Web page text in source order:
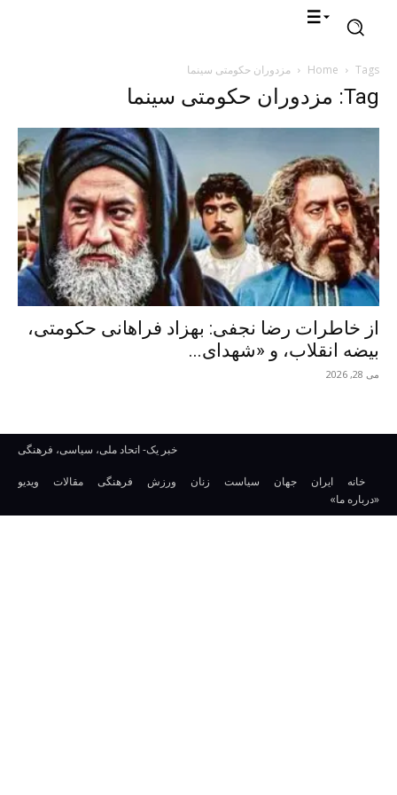
Home Tags مزدوران حکومتی سینما
Tag: مزدوران حکومتی سینما
از خاطرات رضا نجفی: بهزاد فراهانی حکومتی،
بیضه انقلاب، و «شهدای...
می 28, 2026
خبر یک- اتحاد ملی، سیاسی، فرهنگی
خانه ایران جهان سیاست زنان ورزش فرهنگی مقالات
ویدیو
«درباره ما»